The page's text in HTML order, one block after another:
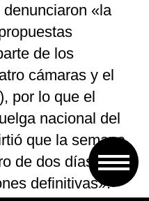
«la
de los
cámaras y el
por lo que el
nacional del
que la semana
de dos días si
definitivas».